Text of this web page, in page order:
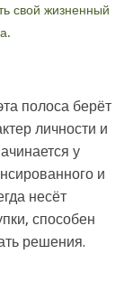
свой жизненный
полоса берёт
личности и
у
и
несёт
способен
решения.